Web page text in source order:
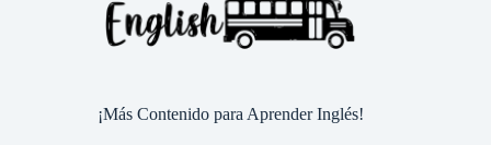
¡Más Contenido para Aprender Inglés!